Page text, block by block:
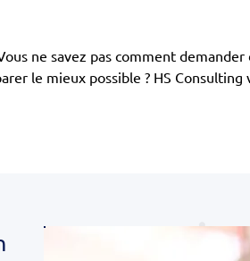
ne savez pas comment
le mieux possible ? HS